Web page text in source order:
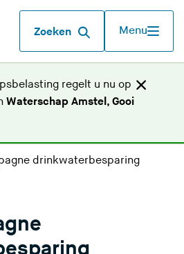
Zoeken Menu
regelt u nu op
Waterschap Amstel, Gooi
drinkwaterbesparing